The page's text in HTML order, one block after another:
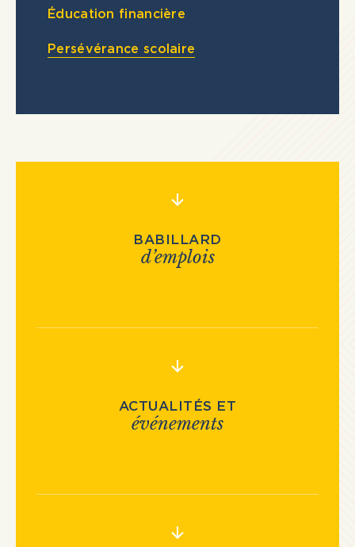
Éducation financière
Persévérance scolaire
BABILLARD
d’emplois
ACTUALITÉS ET
événements